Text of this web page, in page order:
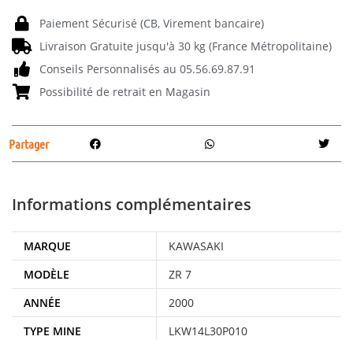
Paiement Sécurisé (CB, Virement bancaire)
Livraison Gratuite jusqu'à 30 kg (France Métropolitaine)
Conseils Personnalisés au 05.56.69.87.91
Possibilité de retrait en Magasin
Partager
Informations complémentaires
MARQUE
KAWASAKI
MODÈLE
ZR 7
ANNÉE
2000
TYPE MINE
LKW14L30P010